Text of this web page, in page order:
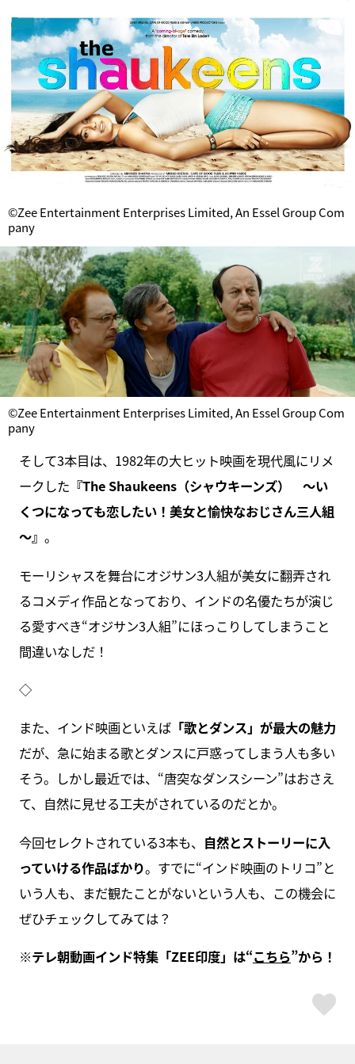
©Zee Entertainment Enterprises Limited, An Essel Group Com
pany
©Zee Entertainment Enterprises Limited, An Essel Group Com
pany
そして3本目は、1982年の大ヒット映画を現代風にリメ
ークした 『The Shaukeens（シャウキーンズ） ～い
くつになっても恋したい！美女と愉快なおじさん三人組
～』 。
モーリシャスを舞台にオジサン3人組が美女に翻弄され
るコメディ作品となっており、インドの名優たちが演じ
る愛すべき“オジサン3人組”にほっこりしてしまうこと
間違いなしだ！
◇
また、インド映画といえば「歌とダンス」が最大の魅力
だが、急に始まる歌とダンスに戸惑ってしまう人も多い
そう。しかし最近では、“唐突なダンスシーン”はおさえ
て、自然に見せる工夫がされているのだとか。
今回セレクトされている3本も、 自然とストーリーに入
っていける作品ばかり。すでに“インド映画のトリコ”と
いう人も、まだ観たことがないという人も、この機会に
ぜひチェックしてみては？
※テレ朝動画インド特集「ZEE印度」は“こちら”から！